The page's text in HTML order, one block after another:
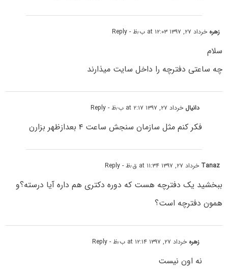
زهره خرداد ۲۷, ۱۳۹۷ at ۱۲:۰۳ ب٫ظ - Reply
سلام
چه ساعتی دفترچه را داخل سایت میذارند
دانیال خرداد ۲۷, ۱۳۹۷ at ۲:۱۷ ب٫ظ - Reply
فکر کنم مثل سازمان سنجش ساعت ۴ بعدازظهر بزارن
Tanaz خرداد ۲۷, ۱۳۹۷ at ۱۱:۳۴ ق٫ظ - Reply
ببخشید یک دفترچه هست که دوره دکتری هم داره آیا درسته؟و
همون دفترچه است؟
زهره خرداد ۲۷, ۱۳۹۷ at ۱۲:۱۴ ب٫ظ - Reply
نه اون نیست